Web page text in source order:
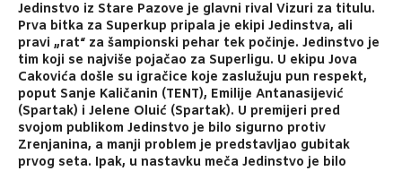
Jedinstvo iz Stare Pazove je glavni rival Vizuri za titulu.
Prva bitka za Superkup pripala je ekipi Jedinstva, ali
pravi „rat“ za šampionski pehar tek počinje. Jedinstvo je
tim koji se najviše pojačao za Superligu. U ekipu Jova
Cakovića došle su igračice koje zaslužuju pun respekt,
poput Sanje Kaličanin (TENT), Emilije Antanasijević
(Spartak) i Jelene Oluić (Spartak). U premijeri pred
svojom publikom Jedinstvo je bilo sigurno protiv
Zrenjanina, a manji problem je predstavljao gubitak
prvog seta. Ipak, u nastavku meča Jedinstvo je bilo